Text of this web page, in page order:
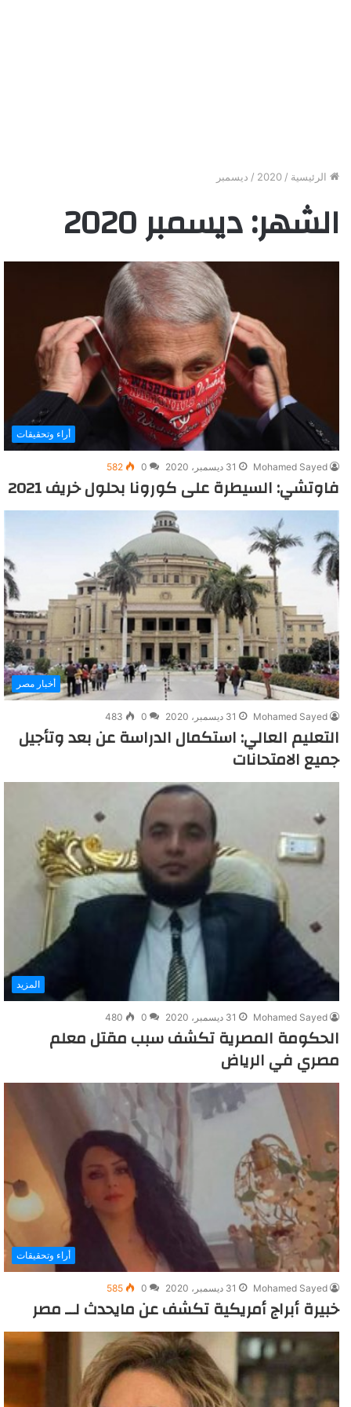
الرئيسية /
2020
/ ديسمبر
الشهر:ديسمبر 2020
أراء وتحقيقات
Mohamed Sayed 31 ديسمبر، 2020 0
582
فاوتشي: السيطرة على كورونا بحلول خريف 2021
أخبار مصر
Mohamed Sayed 31 ديسمبر، 2020 0
483
التعليم العالي: استكمال الدراسة عن بعد وتأجيل
جميع الامتحانات
المزيد
Mohamed Sayed 31 ديسمبر، 2020 0
480
الحكومة المصرية تكشف سبب مقتل معلم
مصري في الرياض
أراء وتحقيقات
Mohamed Sayed 31 ديسمبر، 2020 0
585
خبيرة أبراج أمريكية تكشف عن مايحدث لــ مصر